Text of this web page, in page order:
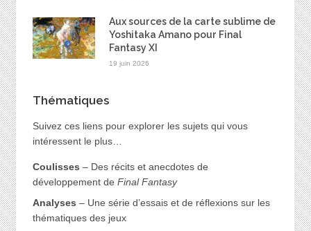
Aux sources de la carte sublime de
Yoshitaka Amano pour Final
Fantasy XI
19 juin 2026
Thématiques
Suivez ces liens pour explorer les sujets qui vous
intéressent le plus…
Coulisses – Des récits et anecdotes de
développement de Final Fantasy
Analyses – Une série d’essais et de réflexions sur les
thématiques des jeux